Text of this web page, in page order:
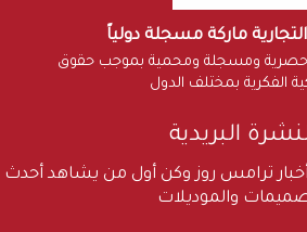
ماركة مسجلة دولياً
حصرية ومسجلة ومحمية بموجب حقوق
الفكرية بمختلف الدول
البريدية
ترامس روز وكن أول من يشاهد أحدث
والموديلات